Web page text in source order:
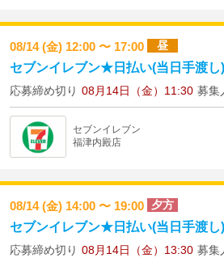
08/14 (金) 12:00 〜 17:00 昼
セブンイレブン★日払い(当日手渡
応募締め切り 08月14日（金）11:30 募集
セブンイレブン
福津内殿店
08/14 (金) 14:00 〜 19:00 夕方
セブンイレブン★日払い(当日手渡
応募締め切り 08月14日（金）13:30 募集